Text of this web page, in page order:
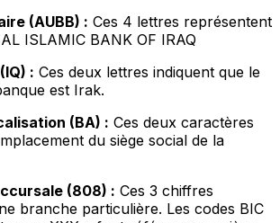
(AUBB) : Ces 4 lettres représentent
ISLAMIC BANK OF IRAQ
: Ces deux lettres indiquent que le
est Irak.
(BA) : Ces deux caractères
du siège social de la
(808) : Ces 3 chiffres
branche particulière. Les codes BIC